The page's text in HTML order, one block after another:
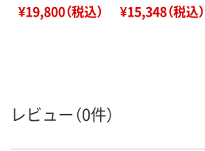
¥19,800（税込） ¥15,348（税込）
レビュー（0件）